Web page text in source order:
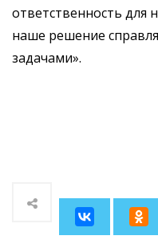
ответственность для
наше решение
задачами».